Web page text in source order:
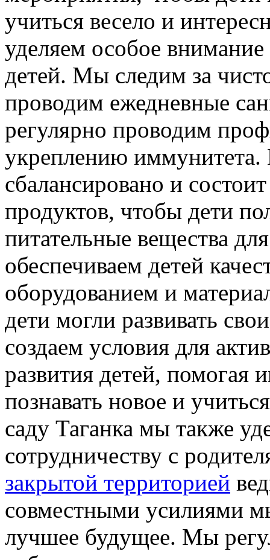
учиться весело и
уделяем особое
детей. Мы следим за
проводим ежедневные
регулярно проводим
укреплению
сбалансировано и
продуктов, чтобы дети
питательные вещества
обеспечиваем детей
оборудованием и
дети могли развивать
создаем условия для
развития детей, помогая
познавать новое и
саду Таганка мы также
сотрудничеству с
закрытой территорией
совместными усилиями
лучшее будущее. Мы